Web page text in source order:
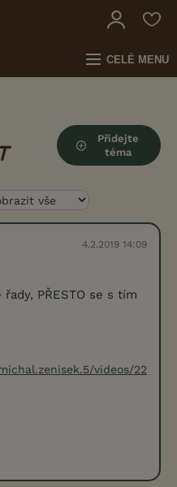
CELÉ MENU
Přidejte
téma
4.2.2019 14:09
PŘESTO se s tím
videos/22